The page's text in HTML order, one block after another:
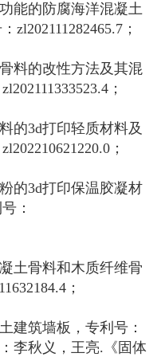
能的防腐海洋混凝土
zl202111282465.7；
料的改性方法及其混
；
的3d打印轻质材料及
；
的3d打印保温胶凝材
：
土骨料和木质纤维骨
；
建筑墙板，专利号：
李秋义，王亮.《固体